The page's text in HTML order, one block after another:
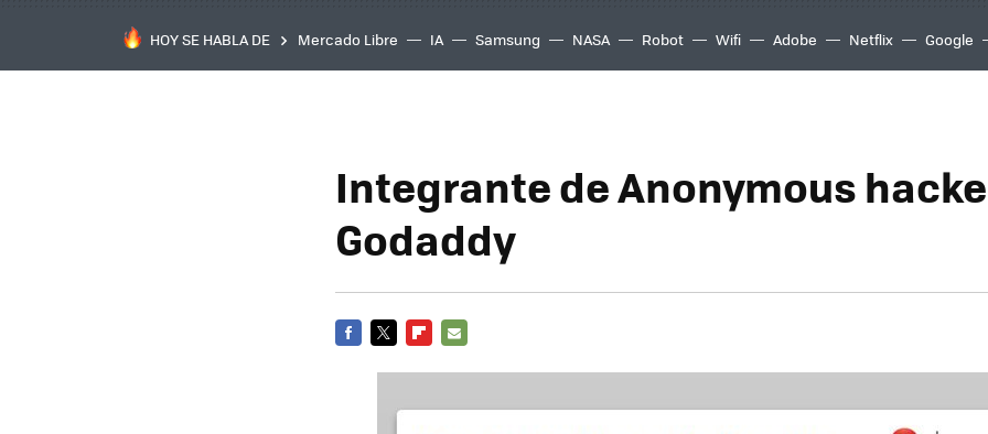
HOY SE HABLA DE Mercado Libre IA Samsung NASA Robot Wifi Adobe Netflix Google
Integrante de Anonymous
Godaddy